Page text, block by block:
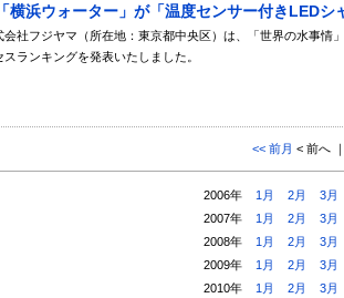
「横浜ウォーター」が「温度センサー付きLED
会社フジヤマ（所在地：東京都中央区）は、「世界の水事情
スランキングを発表いたしました。
<< 前月 < 前へ ｜
2006年 1月 2月 3月
2007年
1月 2月 3月
2008年
1月 2月 3月
2009年
1月 2月 3月
2010年
1月 2月 3月